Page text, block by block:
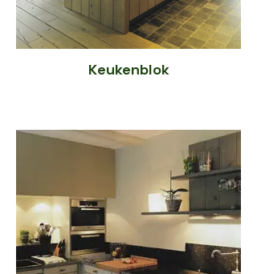
Keukenblok